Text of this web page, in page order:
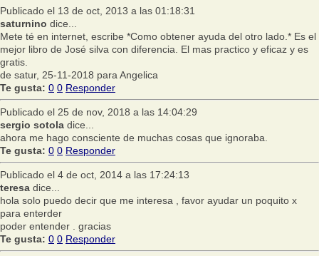
Publicado el 13 de oct, 2013 a las 01:18:31
saturnino dice...
Mete té en internet, escribe *Como obtener ayuda del otro lado.* Es el
mejor libro de José silva con diferencia. El mas practico y eficaz y es
gratis.
de satur, 25-11-2018 para Angelica
Te gusta: 0 0 Responder
Publicado el 25 de nov, 2018 a las 14:04:29
sergio sotola dice...
ahora me hago consciente de muchas cosas que ignoraba.
Te gusta: 0 0 Responder
Publicado el 4 de oct, 2014 a las 17:24:13
teresa dice...
hola solo puedo decir que me interesa , favor ayudar un poquito x
para enterder
poder entender . gracias
Te gusta: 0 0 Responder